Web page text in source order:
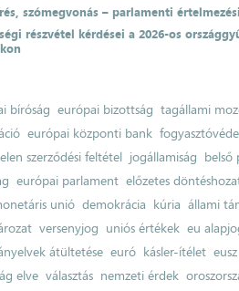
szómegvonás – parlamenti
részvétel kérdései a 2026-os
bíróság európai bizottság tagállami
európai központi bank
szerződési feltétel jogállamiság belső
európai parlament előzetes
unió demokrácia kúria állami
versenyjog uniós értékek eu
átültetése euró kásler-ítélet
elve választás nemzeti érdek